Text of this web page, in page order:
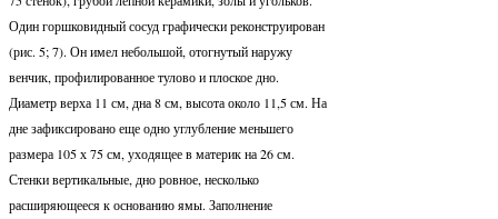
Один горшковидный сосуд графически реконструирован
(рис. 5; 7). Он имел небольшой, отогнутый наружу
венчик, профилированное тулово и плоское дно.
Диаметр верха 11 см, дна 8 см, высота около 11,5 см. На
дне зафиксировано еще одно углубление меньшего
размера 105 х 75 см, уходящее в материк на 26 см.
Стенки вертикальные, дно ровное, несколько
расширяющееся к основанию ямы. Заполнение